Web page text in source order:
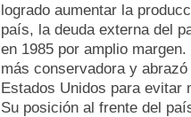
logrado aumentar la
país, la deuda externa del
en 1985 por amplio
más conservadora y
Estados Unidos para evitar
Su posición al frente del